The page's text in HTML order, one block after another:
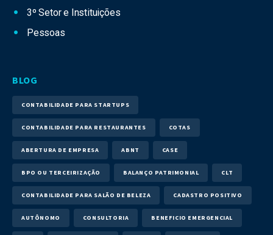
3º Setor e Instituições
Pessoas
BLOG
CONTABILIDADE PARA STARTUPS
CONTABILIDADE PARA RESTAURANTES COTAS
ABERTURA DE EMPRESA ABNT CASE
BPO OU TERCEIRIZAÇÃO BALANÇO PATRIMONIAL CLT
CONTABILIDADE PARA SALÃO DE BELEZA CADASTRO POSITIVO
AUTÔNOMO CONSULTORIA BENEFICIO EMERGENCIAL